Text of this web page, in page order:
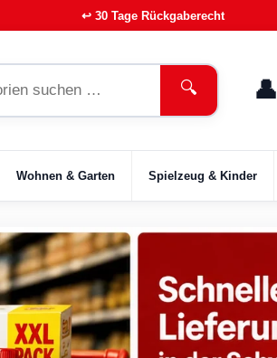
↩ 30 Tage Rückgaberecht
🔍 👤
Wohnen & Garten Spielzeug & Kinder